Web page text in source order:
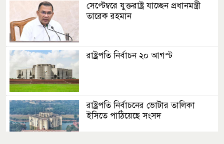
সেপ্টেম্বরে যুক্তরাষ্ট্র যাচ্ছেন প্রধানমন্ত্রী
তারেক রহমান
রাষ্ট্রপতি নির্বাচন ২০ আগস্ট
রাষ্ট্রপতি নির্বাচনের ভোটার তালিকা
ইসিতে পাঠিয়েছে সংসদ